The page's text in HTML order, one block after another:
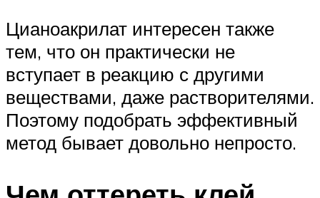
Цианоакрилат интересен также
тем, что он практически не
вступает в реакцию с другими
веществами, даже растворителями.
Поэтому подобрать эффективный
метод бывает довольно непросто.